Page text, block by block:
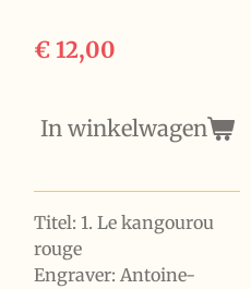
€ 12,00
In winkelwagen
Titel: 1. Le kangourou
rouge
Engraver: Antoine-